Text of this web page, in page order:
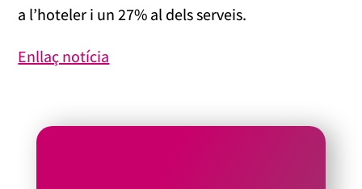
a l’hoteler i un 27% al dels serveis.
Enllaç notícia